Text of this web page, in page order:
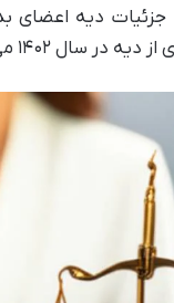
جزئیات دیه
یک مرجع دقیق و کاربردی ارائه دهد.